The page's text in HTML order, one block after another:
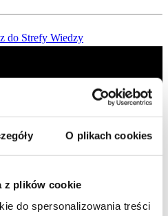
O plikach cookies
z plików cookie
do spersonalizowania treści
do Strefy Wiedzy
Szpilka